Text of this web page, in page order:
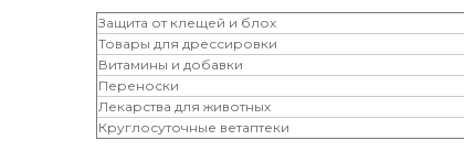
Защита от клещей и блох
Товары для дрессировки
Витамины и добавки
Переноски
Лекарства для животных
Круглосуточные ветаптеки